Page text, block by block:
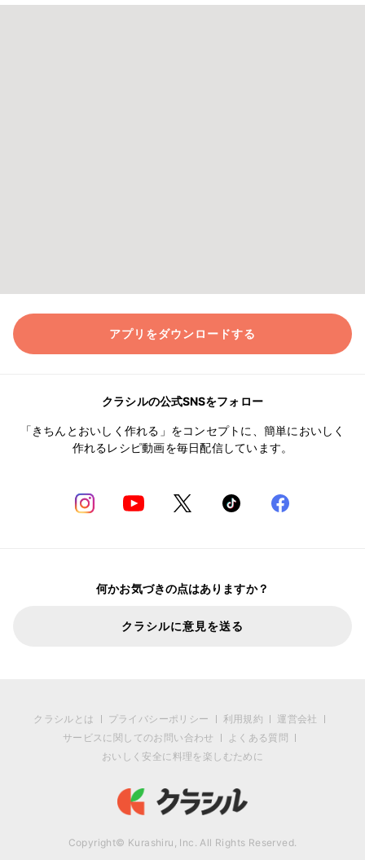
アプリをダウンロードする
クラシルの公式SNSをフォロー
「きちんとおいしく作れる」をコンセプトに、簡単においしく
作れるレシピ動画を毎日配信しています。
何かお気づきの点はありますか？
クラシルに意見を送る
クラシルとは プライバシーポリシー 利用規約
運営会社
サービスに関してのお問い合わせ
よくある質問
おいしく安全に料理を楽しむために
Copyright© Kurashiru, Inc. All Rights Reserved.